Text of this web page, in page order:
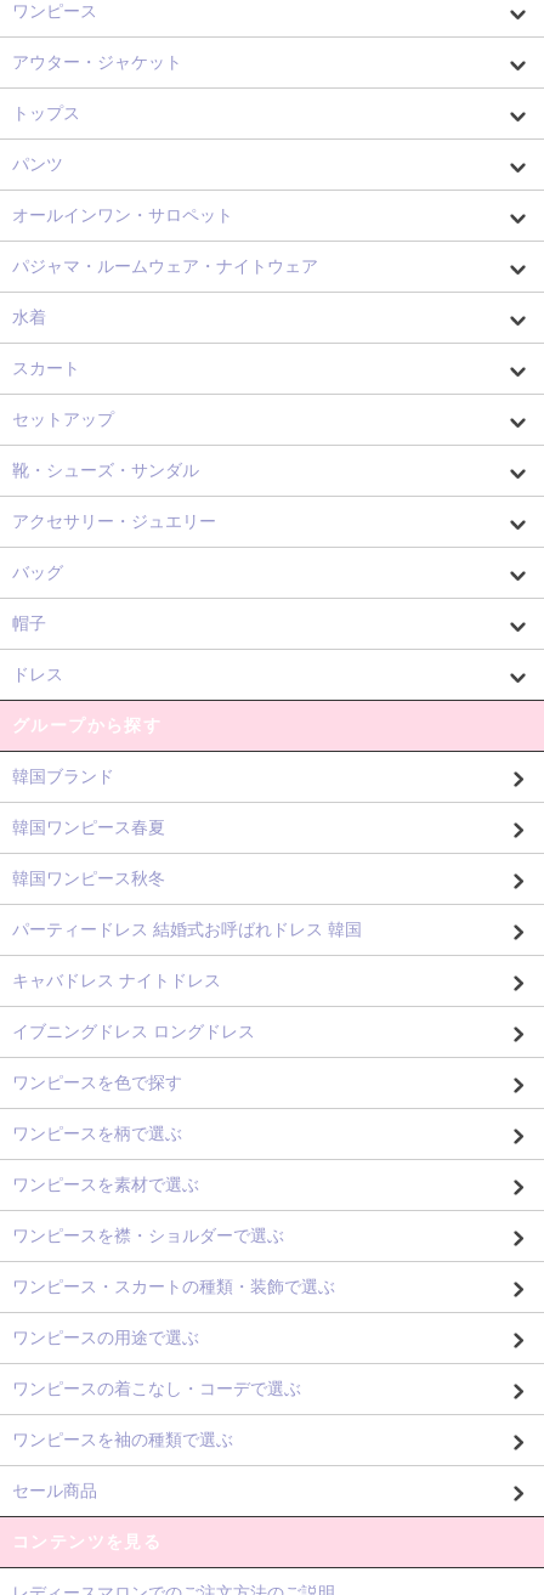
ワンピース
アウター・ジャケット
トップス
パンツ
オールインワン・サロペット
パジャマ・ルームウェア・ナイトウェア
水着
スカート
セットアップ
靴・シューズ・サンダル
アクセサリー・ジュエリー
バッグ
帽子
ドレス
グループから探す
韓国ブランド
韓国ワンピース春夏
韓国ワンピース秋冬
パーティードレス 結婚式お呼ばれドレス 韓国
キャバドレス ナイトドレス
イブニングドレス ロングドレス
ワンピースを色で探す
ワンピースを柄で選ぶ
ワンピースを素材で選ぶ
ワンピースを襟・ショルダーで選ぶ
ワンピース・スカートの種類・装飾で選ぶ
ワンピースの用途で選ぶ
ワンピースの着こなし・コーデで選ぶ
ワンピースを袖の種類で選ぶ
セール商品
コンテンツを見る